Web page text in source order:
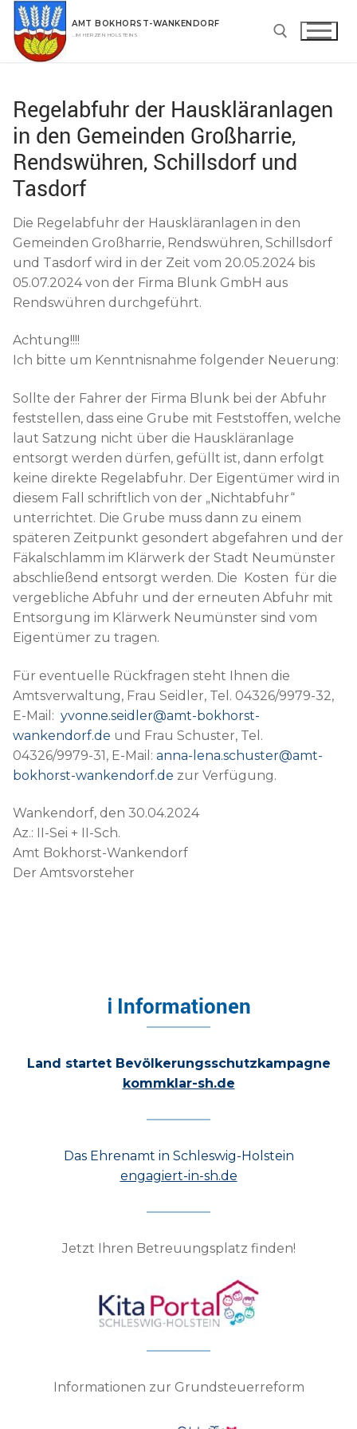
Zum
Inhalt
springen
AMT BOKHORST-WANKENDORF
…IM HERZEN HOLSTEINS
Suchen nach:
Regelabfuhr der Hauskläranlagen
in den Gemeinden Großharrie,
Rendswühren, Schillsdorf und
Tasdorf
Die Regelabfuhr der Hauskläranlagen in den
Gemeinden Großharrie, Rendswühren, Schillsdorf
und Tasdorf wird in der Zeit vom 20.05.2024 bis
05.07.2024 von der Firma Blunk GmbH aus
Rendswühren durchgeführt.
Achtung!!!!
Ich bitte um Kenntnisnahme folgender Neuerung:
Sollte der Fahrer der Firma Blunk bei der Abfuhr
feststellen, dass eine Grube mit Feststoffen, welche
laut Satzung nicht über die Hauskläranlage
entsorgt werden dürfen, gefüllt ist, dann erfolgt
keine direkte Regelabfuhr. Der Eigentümer wird in
diesem Fall schriftlich von der „Nichtabfuhr“
unterrichtet. Die Grube muss dann zu einem
späteren Zeitpunkt gesondert abgefahren und der
Fäkalschlamm im Klärwerk der Stadt Neumünster
abschließend entsorgt werden. Die Kosten für die
vergebliche Abfuhr und der erneuten Abfuhr mit
Entsorgung im Klärwerk Neumünster sind vom
Eigentümer zu tragen.
Für eventuelle Rückfragen steht Ihnen die
Amtsverwaltung, Frau Seidler, Tel. 04326/9979-32,
E-Mail: yvonne.seidler@amt-bokhorst-
wankendorf.de und Frau Schuster, Tel.
04326/9979-31, E-Mail: anna-lena.schuster@amt-
bokhorst-wankendorf.de zur Verfügung.
Wankendorf, den 30.04.2024
Az.: II-Sei + II-Sch.
Amt Bokhorst-Wankendorf
Der Amtsvorsteher
ℹ Informationen
Land startet Bevölkerungsschutzkampagne
kommklar-sh.de
Das Ehrenamt in Schleswig-Holstein
engagiert-in-sh.de
Jetzt Ihren Betreuungsplatz finden!
Informationen zur Grundsteuerreform